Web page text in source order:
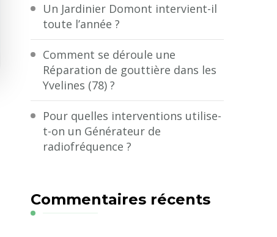
Un Jardinier Domont intervient-il
toute l’année ?
Comment se déroule une
Réparation de gouttière dans les
Yvelines (78) ?
Pour quelles interventions utilise-
t-on un Générateur de
radiofréquence ?
Commentaires récents